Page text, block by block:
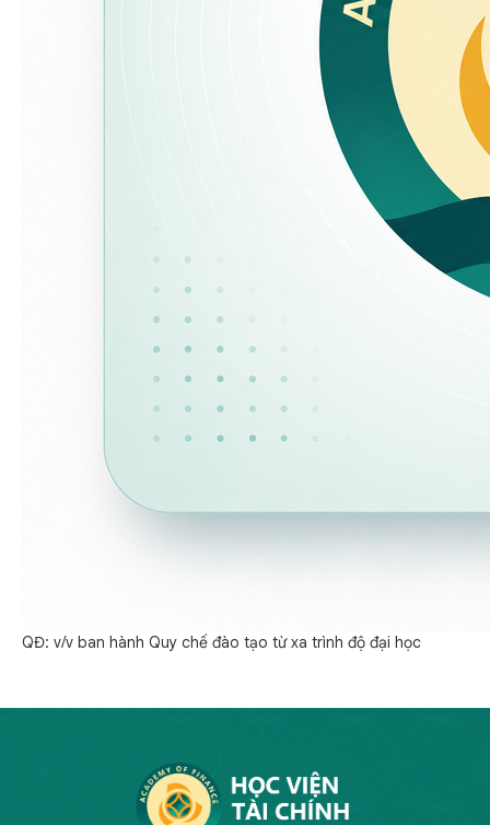
QĐ: v/v ban hành Quy chế đào tạo từ xa trình độ đại học